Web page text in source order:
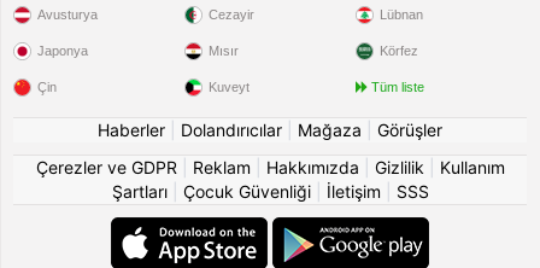
Avusturya
Japonya
Çin
Cezayir
Mısır
Kuveyt
Lübnan
Körfez
Tüm liste
Haberler Dolandırıcılar Mağaza
Görüşler
Çerezler ve GDPR
Reklam Hakkımızda Gizlilik
Kullanım
Şartları| Çocuk Güvenliği| İletişim SSS